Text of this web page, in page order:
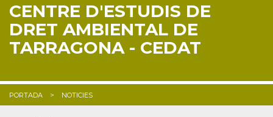
FORMACIÓ
RECERCA I TRANSFERÈNCIA
CENTRE D'ESTUDIS DE
DRET AMBIENTAL DE
TARRAGONA - CEDAT
PORTADA NOTICIES